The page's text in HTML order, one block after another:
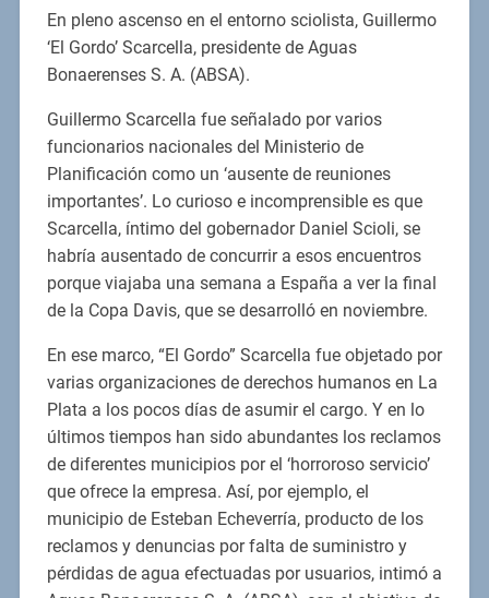
En pleno ascenso en el entorno sciolista, Guillermo
‘El Gordo’ Scarcella, presidente de Aguas
Bonaerenses S. A. (ABSA).
Guillermo Scarcella fue señalado por varios
funcionarios nacionales del Ministerio de
Planificación como un ‘ausente de reuniones
importantes’. Lo curioso e incomprensible es que
Scarcella, íntimo del gobernador Daniel Scioli, se
habría ausentado de concurrir a esos encuentros
porque viajaba una semana a España a ver la final
de la Copa Davis, que se desarrolló en noviembre.
En ese marco, “El Gordo” Scarcella fue objetado por
varias organizaciones de derechos humanos en La
Plata a los pocos días de asumir el cargo. Y en lo
últimos tiempos han sido abundantes los reclamos
de diferentes municipios por el ‘horroroso servicio’
que ofrece la empresa. Así, por ejemplo, el
municipio de Esteban Echeverría, producto de los
reclamos y denuncias por falta de suministro y
pérdidas de agua efectuadas por usuarios, intimó a